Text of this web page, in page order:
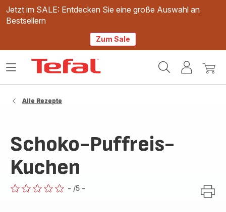
Jetzt im SALE: Entdecken Sie eine große Auswahl an
Bestsellern
Zum Sale
Mein
Mein
Das
Alle Rezepte
Schoko-Puffreis-
Kuchen
- /5 -